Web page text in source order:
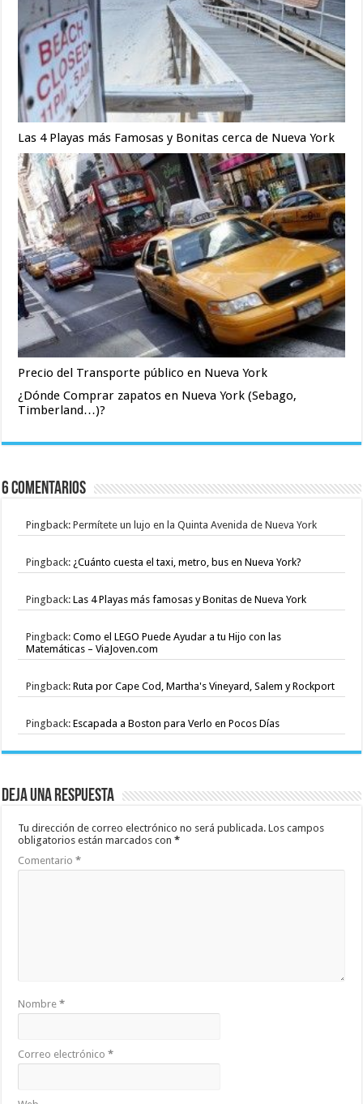
Las 4 Playas más Famosas y Bonitas cerca de Nueva York
Precio del Transporte público en Nueva York
¿Dónde Comprar zapatos en Nueva York (Sebago,
Timberland…)?
6 Comentarios
Pingback: Permítete un lujo en la Quinta Avenida de Nueva York
Pingback: ¿Cuánto cuesta el taxi, metro, bus en Nueva York?
Pingback:Las 4 Playas más famosas y Bonitas de Nueva York
Pingback:Como el LEGO Puede Ayudar a tu Hijo con las
Matemáticas – ViaJoven.com
Pingback:Ruta por Cape Cod, Martha's Vineyard, Salem y Rockport
Pingback:Escapada a Boston para Verlo en Pocos Días
Deja una respuesta
Tu dirección de correo electrónico no será publicada. Los campos
obligatorios están marcados con*
Comentario*
Nombre*
Correo electrónico*